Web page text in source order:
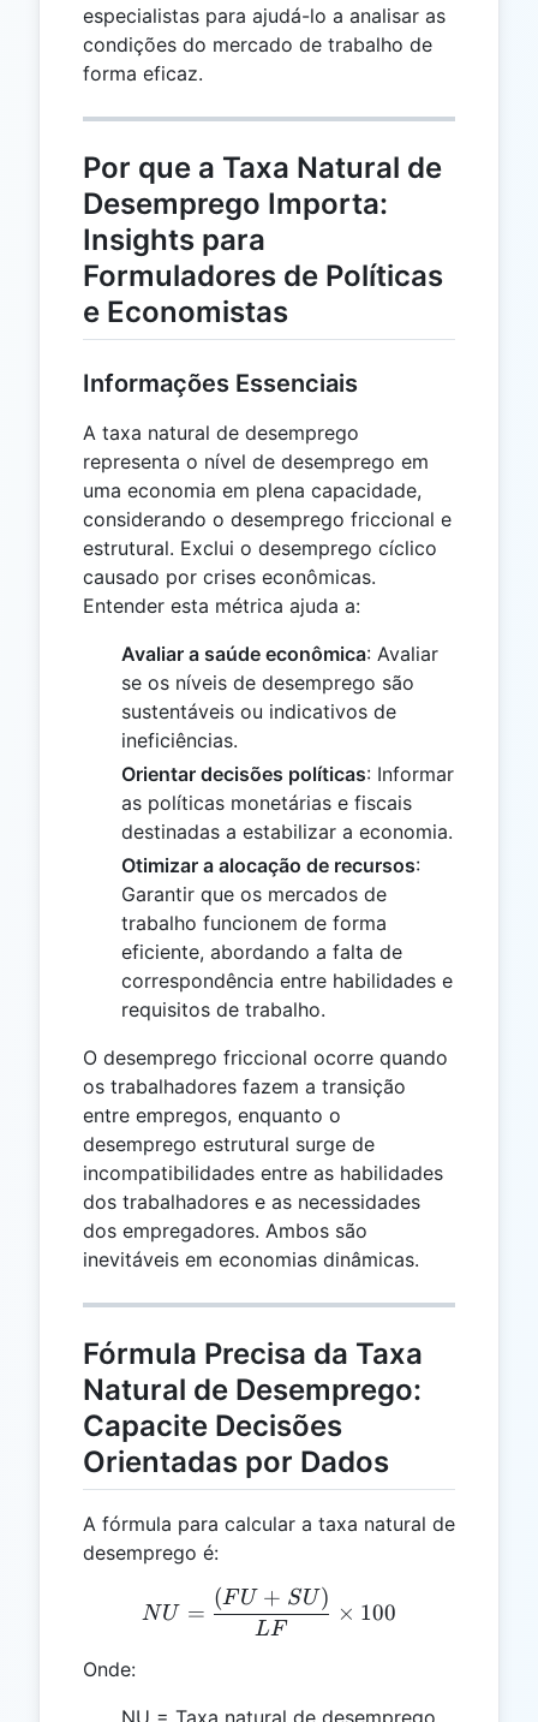
especialistas para ajudá-lo a analisar as
condições do mercado de trabalho de
forma eficaz.
Por que a Taxa Natural de
Desemprego Importa:
Insights para
Formuladores de Políticas
e Economistas
Informações Essenciais
A taxa natural de desemprego
representa o nível de desemprego em
uma economia em plena capacidade,
considerando o desemprego friccional e
estrutural. Exclui o desemprego cíclico
causado por crises econômicas.
Entender esta métrica ajuda a:
Avaliar a saúde econômica: Avaliar
se os níveis de desemprego são
sustentáveis ou indicativos de
ineficiências.
Orientar decisões políticas: Informar
as políticas monetárias e fiscais
destinadas a estabilizar a economia.
Otimizar a alocação de recursos:
Garantir que os mercados de
trabalho funcionem de forma
eficiente, abordando a falta de
correspondência entre habilidades e
requisitos de trabalho.
O desemprego friccional ocorre quando
os trabalhadores fazem a transição
entre empregos, enquanto o
desemprego estrutural surge de
incompatibilidades entre as habilidades
dos trabalhadores e as necessidades
dos empregadores. Ambos são
inevitáveis em economias dinâmicas.
Fórmula Precisa da Taxa
Natural de Desemprego:
Capacite Decisões
Orientadas por Dados
A fórmula para calcular a taxa natural de
desemprego é:
NU = \frac{(FU +
NU =
LF
(F U + SU)
× 100
Onde: